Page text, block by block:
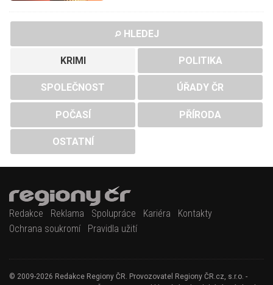
HLEDEJ
KRIMI POLITIKA
SPOLEČNOST ÚŘADY ČR
POČASÍ PŘÍRODA
OSTATNÍ
Redakce Reklama Spolupráce Kariéra
Kontakty
Ochrana soukromí
Pravidla užití
© 2009-2026 Redakce Regiony ČR. Provozovatel Regiony ČR.cz, s.r.o. -